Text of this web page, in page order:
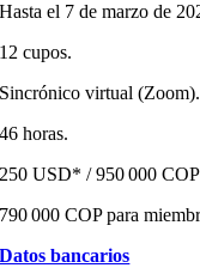
Hasta el 7 de marzo de
12 cupos.
Sincrónico virtual (Zoom).
46 horas.
250 USD* / 950 000 COP
790 000 COP para
Datos bancarios